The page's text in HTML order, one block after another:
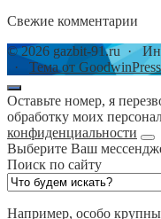
Свежие комментарии
©2026 gazbit-91.ru ·
· Тема от
Оставьте номер, я
обработку моих
конфиденциальности
Выберите Ваш
Поиск по сайту
Например, особо